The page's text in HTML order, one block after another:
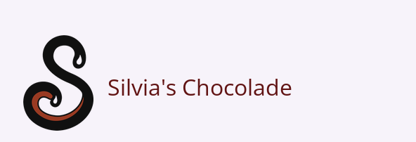
Silvia's Chocolade